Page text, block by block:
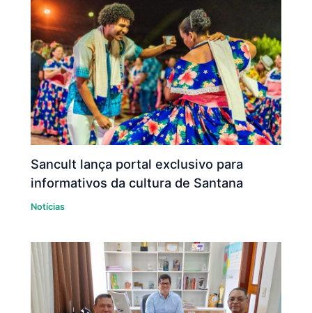
Sancult lança portal exclusivo para
informativos da cultura de Santana
Notícias